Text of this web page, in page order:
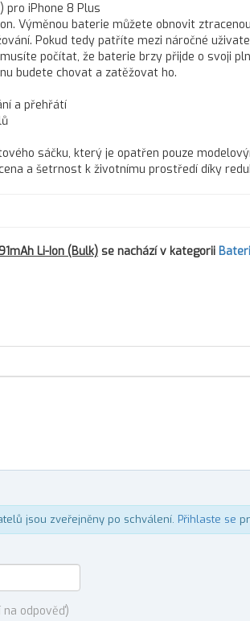
pro iPhone 8 Plus
Výměnou baterie můžete obnovit
Pokud tedy patříte mezi náročné
počítat, že baterie brzy přijde o svoji
budete chovat a zatěžovat ho.
a přehřátí
sáčku, který je opatřen pouze
a šetrnost k životnímu prostředí díky
Li-Ion (Bulk) se nachází v kategorii
jsou zveřejněny po schválení. Přihlaste se
na odpověď)